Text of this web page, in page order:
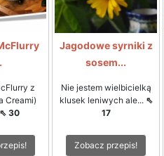
z
Creami)
⇖ 30
Jagodowe syrniki z
sosem...
Nie jestem wielbicielką
klusek leniwych ale... ⇖
17
Zobacz przepis!